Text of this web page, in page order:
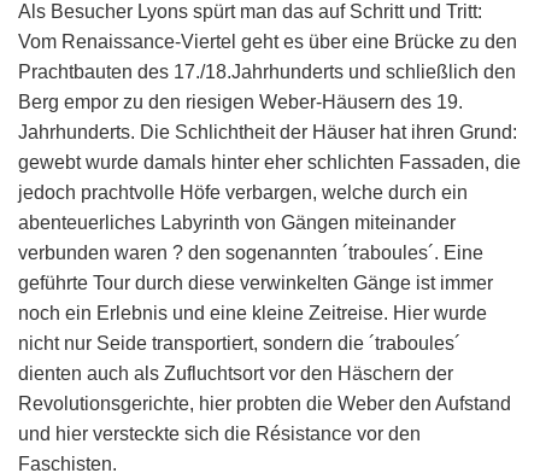
Als Besucher Lyons spürt man das auf Schritt und Tritt:
Vom Renaissance-Viertel geht es über eine Brücke zu den
Prachtbauten des 17./18.Jahrhunderts und schließlich den
Berg empor zu den riesigen Weber-Häusern des 19.
Jahrhunderts. Die Schlichtheit der Häuser hat ihren Grund:
gewebt wurde damals hinter eher schlichten Fassaden, die
jedoch prachtvolle Höfe verbargen, welche durch ein
abenteuerliches Labyrinth von Gängen miteinander
verbunden waren ? den sogenannten ´traboules´. Eine
geführte Tour durch diese verwinkelten Gänge ist immer
noch ein Erlebnis und eine kleine Zeitreise. Hier wurde
nicht nur Seide transportiert, sondern die ´traboules´
dienten auch als Zufluchtsort vor den Häschern der
Revolutionsgerichte, hier probten die Weber den Aufstand
und hier versteckte sich die Résistance vor den
Faschisten.